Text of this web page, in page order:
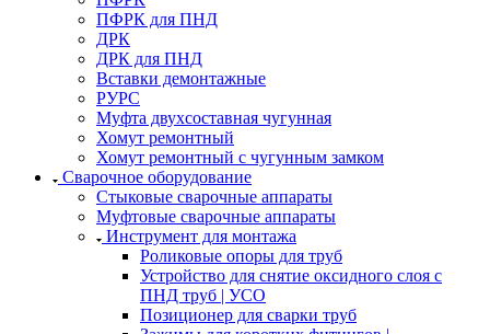
ПФРК для ПНД
ДРК
ДРК для ПНД
Вставки демонтажные
РУРС
Муфта двухсоставная чугунная
Хомут ремонтный
Хомут ремонтный с чугунным замком
Сварочное оборудование
Стыковые сварочные аппараты
Муфтовые сварочные аппараты
Инструмент для монтажа
Роликовые опоры для труб
Устройство для снятие оксидного слоя с
ПНД труб | УСО
Позиционер для сварки труб